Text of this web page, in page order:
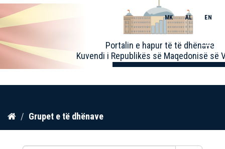
Kalo
përmbajtja
Portalin e hapur të të dhënave
Kuvendi i Republikës së Maqedonisë së
MK AL EN
Toggle
Grupet e të dhënave